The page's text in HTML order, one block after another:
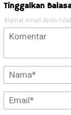
Tinggalkan
Alamat email Anda